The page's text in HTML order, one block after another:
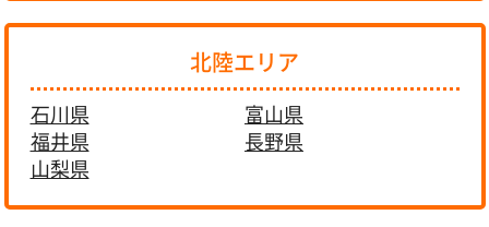
北陸エリア
石川県
富山県
福井県
長野県
山梨県